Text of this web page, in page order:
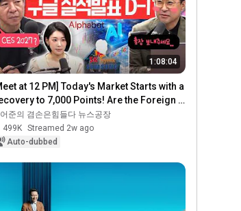
1:08:04
at 12 PM] Today's Market Starts with a
to 7,000 Points! Are the Foreign
...
준의 겸손은힘들다 뉴스공장
499K Streamed 2w ago
Auto-dubbed